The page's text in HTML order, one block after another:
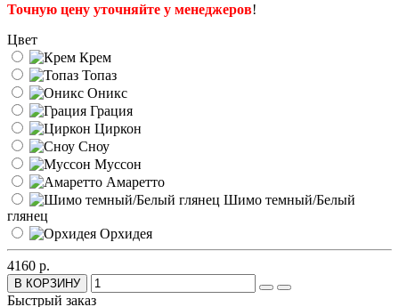
Точную цену уточняйте у менеджеров!
Цвет
Крем
Топаз
Оникс
Грация
Циркон
Сноу
Муссон
Амаретто
Шимо темный/Белый
глянец
Орхидея
4160 р.
В КОРЗИНУ
Быстрый заказ